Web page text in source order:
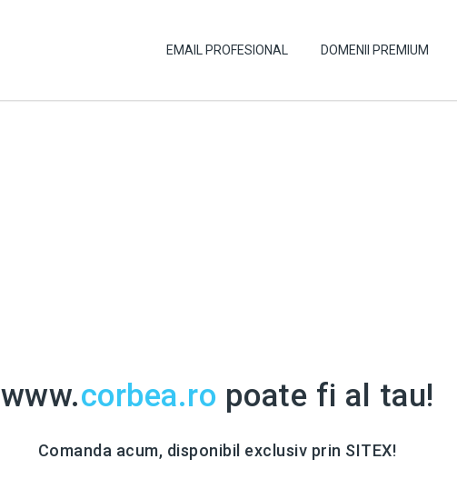
EMAIL PROFESIONAL DOMENII PREMIUM
www.corbea.ro poate fi al tau!
Comanda acum, disponibil exclusiv prin SITEX!